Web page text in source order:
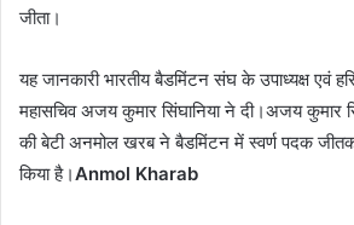
जीता।
यह जानकारी भारतीय बैडमिंटन संघ के उपाध्यक्ष एवं
महासचिव अजय कुमार सिंघानिया ने दी।अजय कुमार
की बेटी अनमोल खरब ने बैडमिंटन में स्वर्ण पदक
किया है।Anmol Kharab